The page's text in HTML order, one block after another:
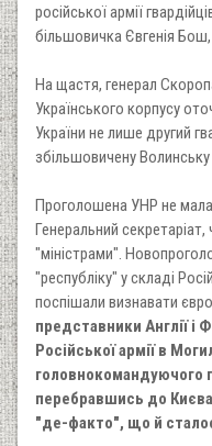
російської армії
більшовичка Євгенія
На щастя, генерал
Українського корпусу
України не лише другий
збільшовичену Волинську
Проголошена УНР не
Генеральний
"міністрами".
"республіку" у складі
поспішали визнавати
представники Англії і
Російської армії в
головнокомандуючого
перебравшись до
"де-факто", що й